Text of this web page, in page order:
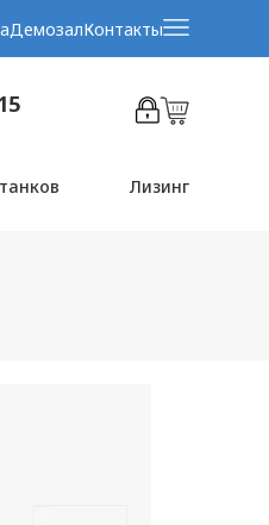
ДемозалКонтакты
Лизинг